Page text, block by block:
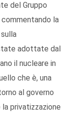
del Gruppo
commentando la
adottate dal
il nucleare in
che è, una
al governo
privatizzazione